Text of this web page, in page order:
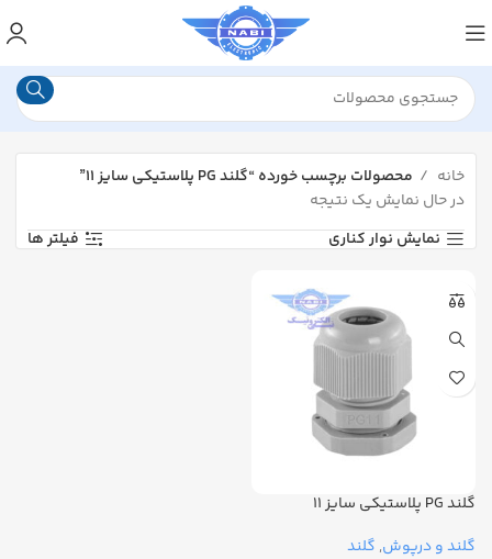
خانه
محصولات برچسب خورده “گلند PG پلاستیکی سایز 11”
در حال نمایش یک نتیجه
نمایش نوار کناری
فیلتر ها
گلند PG پلاستیکی سایز 11
گلند و درپوش, گلند